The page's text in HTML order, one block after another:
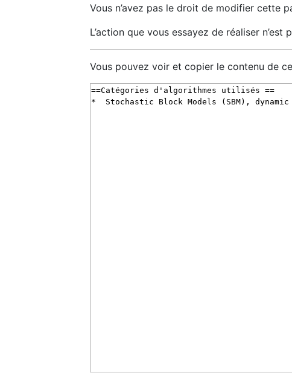
Aller à :navigation, rechercher
Vous n’avez pas le droit de modifier cette
L’action que vous essayez de réaliser
Vous pouvez voir et copier le contenu de